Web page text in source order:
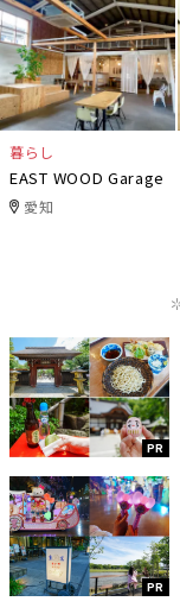
暮らし
EAST WOOD Garage
愛知
PR
PR